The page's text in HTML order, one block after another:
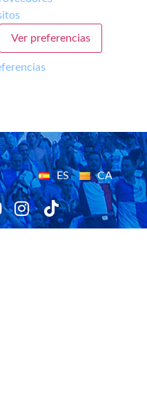
Ver preferencias
ES CA